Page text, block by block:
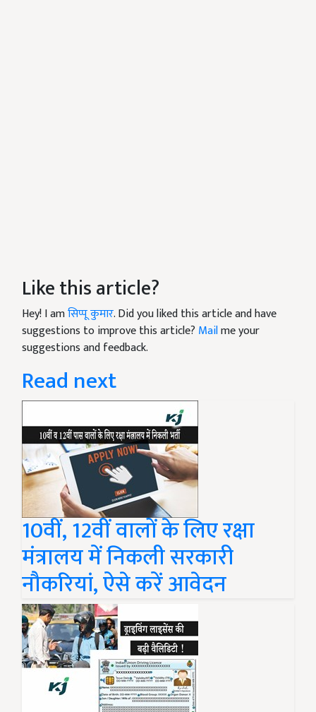
Like this article?
Hey! I amसिप्पू कुमार. Did you liked this article and have
suggestions to improve this article? Mailme your
suggestions and feedback.
Read next
10वीं, 12वीं वालों के लिए रक्षा
मंत्रालय में निकली सरकारी
नौकरियां, ऐसे करें आवेदन